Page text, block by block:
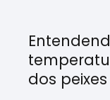
dos peixes